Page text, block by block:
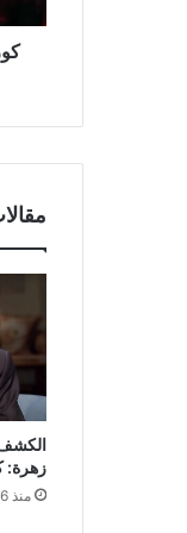
الكشف
زهرة:
منذ 16 ساعة